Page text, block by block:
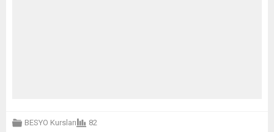
BESYO Kursları 82